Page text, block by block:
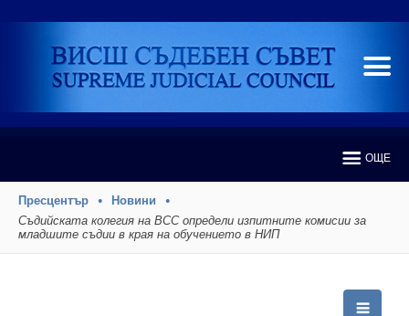
ОЩЕ
Пресцентър
Новини
Съдийската колегия на ВСС определи изпитните комисии за
младшите съдии в края на обучението в НИП